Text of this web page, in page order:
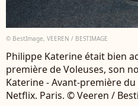
© BestImage, VEEREN / BESTIMAGE
Philippe Katerine était bien
première de Voleuses, son
Katerine - Avant-première
Netflix. Paris. © Veeren /